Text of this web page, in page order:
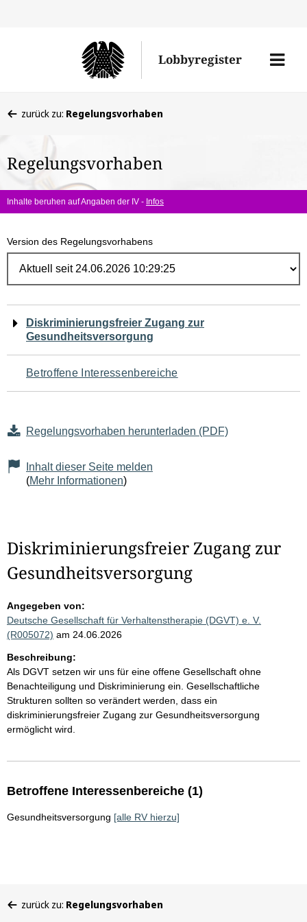
Lobbyregister
Menü
befinden
hier:
zurück zu: Regelungsvorhaben
Regelungsvorhaben
Inhalte beruhen auf Angaben der IV - Infos
Version des Regelungsvorhabens
Navigation
für
den
Diskriminierungsfreier Zugang zur
Gesundheitsversorgung
Betroffene Interessenbereiche
Regelungsvorhaben herunterladen (PDF)
Inhalt dieser Seite melden
(Mehr Informationen)
Diskriminierungsfreier Zugang zur
Gesundheitsversorgung
Angegeben von:
Deutsche Gesellschaft für Verhaltenstherapie (DGVT) e. V.
(R005072) am 24.06.2026
Beschreibung:
Als DGVT setzen wir uns für eine offene Gesellschaft ohne
Benachteiligung und Diskriminierung ein. Gesellschaftliche
Strukturen sollten so verändert werden, dass ein
diskriminierungsfreier Zugang zur Gesundheitsversorgung
ermöglicht wird.
Betroffene Interessenbereiche (1)
Gesundheitsversorgung [alle RV hierzu]
befinden
zurück zu: Regelungsvorhaben